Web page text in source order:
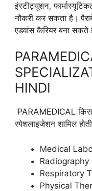
इंस्टीट्यूशन,
नौकरी कर सकता है।
एडवांस कैरियर बना सकते
HINDI
PARAMEDICAL
स्पेशलाइजेशन शामिल
Medical
Respiratory
Physical